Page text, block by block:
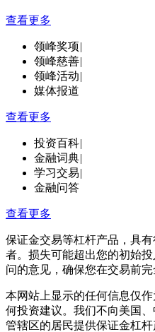
查看更多
领峰奖项|
领峰慈善|
领峰活动|
媒体报道
查看更多
投资百科|
金融词典|
学习交易|
金融问答
查看更多
保证金交易等杠杆产品，具
者。损失可能超出您的初始
问的意见，确保您在交易前完
本网站上显示的任何信息仅
何投资建议。我们不向美国
管辖区的居民提供保证金杠